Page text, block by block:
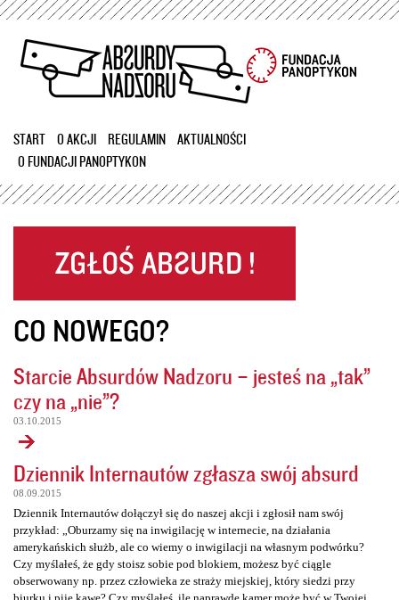
Przejdź
treści
START O AKCJI REGULAMIN
AKTUALNOŚCI
O FUNDACJI PANOPTYKON
CO NOWEGO?
Starcie Absurdów Nadzoru – jesteś na „tak”
czy na „nie”?
03.10.2015
Dziennik Internautów zgłasza swój absurd
08.09.2015
Dziennik Internautów dołączył się do naszej akcji i zgłosił nam swój
przykład: „Oburzamy się na inwigilację w internecie, na działania
amerykańskich służb, ale co wiemy o inwigilacji na własnym podwórku?
Czy myślałeś, że gdy stoisz sobie pod blokiem, możesz być ciągle
obserwowany np. przez człowieka ze straży miejskiej, który siedzi przy